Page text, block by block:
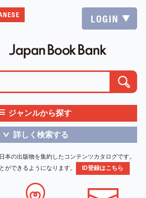
ジャンルから探す
＞ 詳しく検索する
本の出版物を集約したコンテンツカタログです。
ができるようになります。
ID登録はこちら